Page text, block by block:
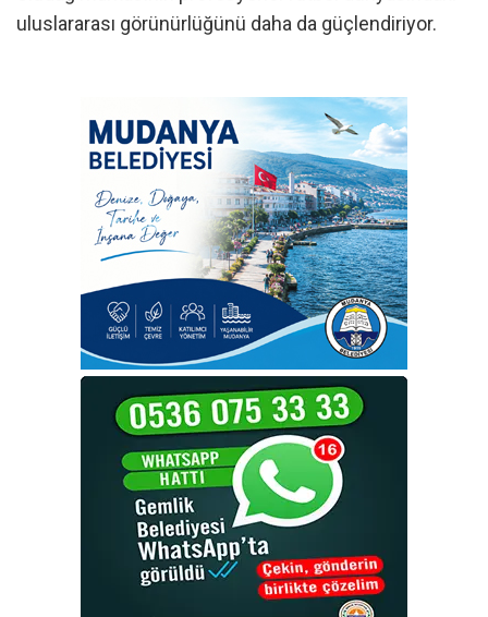
uluslararası görünürlüğünü daha da güçlendiriyor.